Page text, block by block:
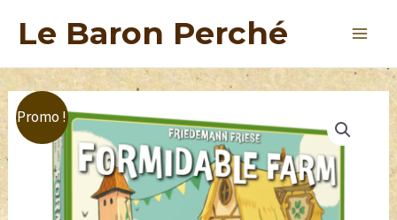
Le Baron Perché
Promo !